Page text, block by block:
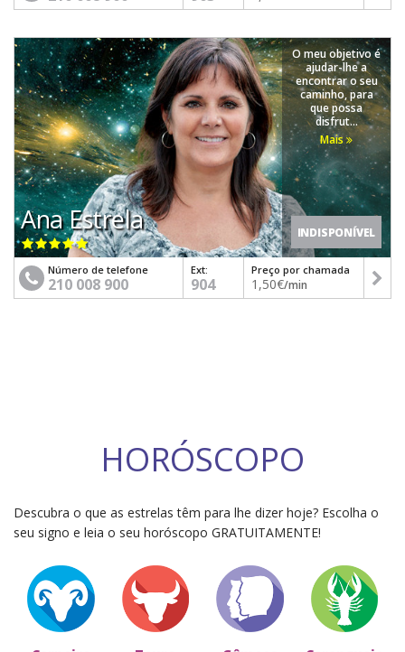
INDISPONÍVEL
Ana Estrela
O meu objetivo é
ajudar-lhe a
encontrar o seu
caminho, para
que possa
disfrut...
Mais
Número de telefone
210 008 900
Ext:
904
Preço por chamada
1,50€/min
HORÓSCOPO
Descubra o que as estrelas têm para lhe dizer hoje? Escolha o
seu signo e leia o seu horóscopo GRATUITAMENTE!